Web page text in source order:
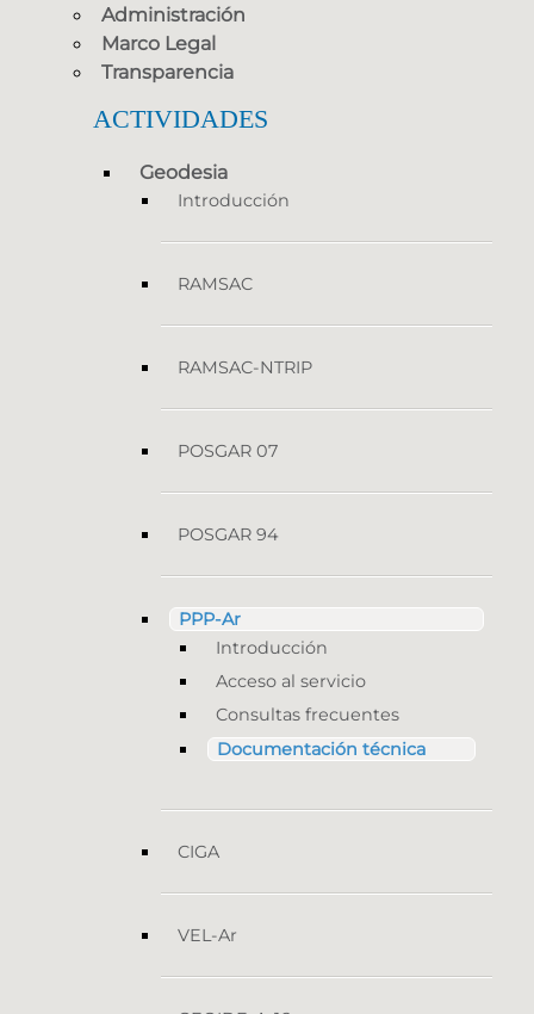
Administración
Marco Legal
Transparencia
ACTIVIDADES
Geodesia
Introducción
RAMSAC
RAMSAC-NTRIP
POSGAR 07
POSGAR 94
PPP-Ar
Introducción
Acceso al servicio
Consultas frecuentes
Documentación técnica
CIGA
VEL-Ar